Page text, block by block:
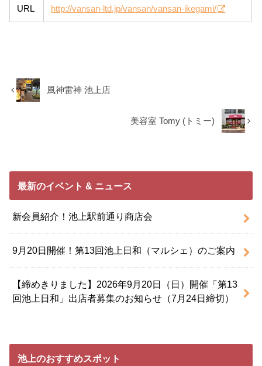
URL http://vansan-ltd.jp/vansan/vansan-ikegami/
風神雷神 池上店
美容室 Tomy (トミー)
最新のイベント & ニュース
新会員紹介！池上駅前通り商店会
9月20日開催！第13回池上日和（マルシェ）のご案内
【締めきりました】2026年9月20日（日）開催「第13
回池上日和」出店者募集のお知らせ（7月24日締切）
池上のおすすめスポット